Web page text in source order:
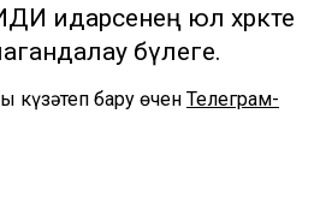
идарәсенең юл хәрәкәте
бүлеге.
күзәтеп бару өчен Телеграм-